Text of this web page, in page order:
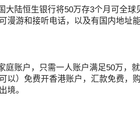
大陆恒生银行将50万存3个月可全
漫游和接听电话，以及有国内地址
庭账户，只需一人账户满足50万，
以）免费开香港账户，汇款免费，
境。